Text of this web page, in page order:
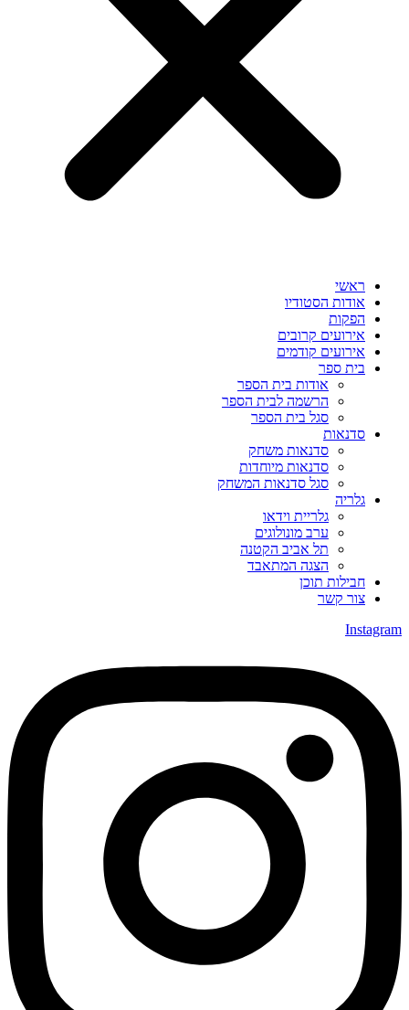
ראשי
אודות הסטודיו
הפקות
אירועים קרובים
אירועים קודמים
בית ספר
אודות בית הספר
הרשמה לבית הספר
סגל בית הספר
סדנאות
סדנאות משחק
סדנאות מיוחדות
סגל סדנאות המשחק
גלריה
גלריית וידאו
ערב מונולוגים
תל אביב הקטנה
הצגה המתאבד
חבילות תוכן
צור קשר
Instagram